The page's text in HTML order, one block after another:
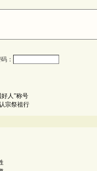
：
人”称号
宗祭祖行